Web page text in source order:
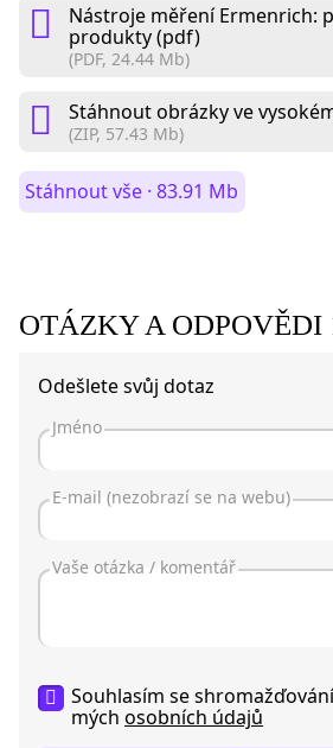
Nástroje měření Ermenrich:
produkty (pdf)
(PDF, 24.44 Mb)
Stáhnout obrázky ve
(ZIP, 57.43 Mb)
Stáhnout vše · 83.91 Mb
OTÁZKY A ODPOVĚDI
Odešlete svůj dotaz
Souhlasím se
mých osobních údajů